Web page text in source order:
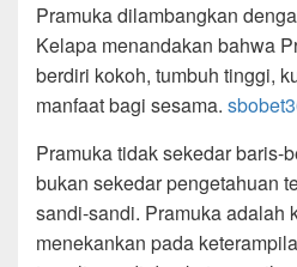
Pramuka dilambangkan
Kelapa menandakan bahwa
berdiri kokoh, tumbuh tinggi,
manfaat bagi sesama.
Pramuka tidak sekedar baris-
bukan sekedar pengetahuan
sandi-sandi. Pramuka adalah
menekankan pada